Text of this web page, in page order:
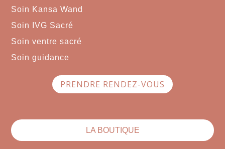
Soin Kansa Wand
Soin IVG Sacré
Soin ventre sacré
Soin guidance
PRENDRE RENDEZ-VOUS
LA BOUTIQUE